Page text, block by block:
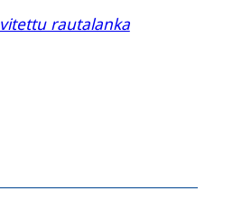
rautalanka